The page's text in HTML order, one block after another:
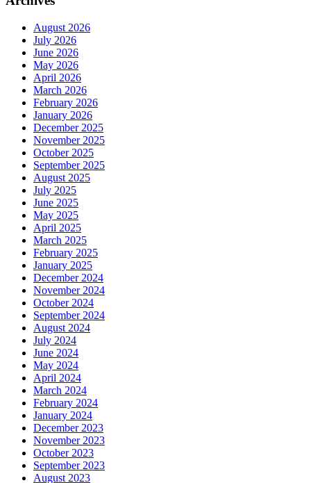
August 2026
July 2026
June 2026
May 2026
April 2026
March 2026
February 2026
January 2026
December 2025
November 2025
October 2025
September 2025
August 2025
July 2025
June 2025
May 2025
April 2025
March 2025
February 2025
January 2025
December 2024
November 2024
October 2024
September 2024
August 2024
July 2024
June 2024
May 2024
April 2024
March 2024
February 2024
January 2024
December 2023
November 2023
October 2023
September 2023
August 2023